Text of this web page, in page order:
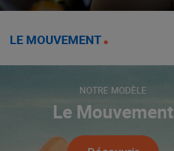
LE MOUVEMENT
NOTRE MODÈLE
Le Mouvement